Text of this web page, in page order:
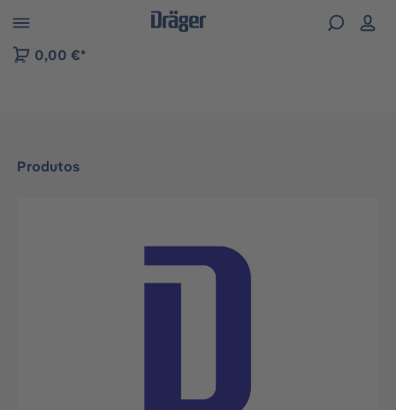
to B2B platform navigation
0,00 €*
Produtos
Ignorar galeria de imagens